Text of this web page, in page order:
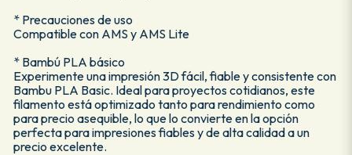
* Precauciones de uso
Compatible con AMS y AMS Lite
* Bambú PLA básico
Experimente una impresión 3D fácil, fiable y consistente con
Bambu PLA Basic. Ideal para proyectos cotidianos, este
filamento está optimizado tanto para rendimiento como
para precio asequible, lo que lo convierte en la opción
perfecta para impresiones fiables y de alta calidad a un
precio excelente.